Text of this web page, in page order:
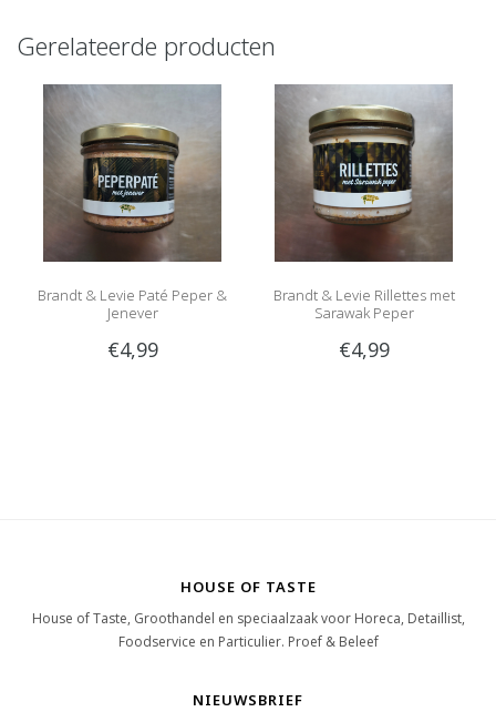
Gerelateerde producten
Brandt & Levie Paté Peper &
Jenever
€4,99
Brandt & Levie Rillettes met
Sarawak Peper
€4,99
HOUSE OF TASTE
House of Taste, Groothandel en speciaalzaak voor Horeca, Detaillist,
Foodservice en Particulier. Proef & Beleef
NIEUWSBRIEF